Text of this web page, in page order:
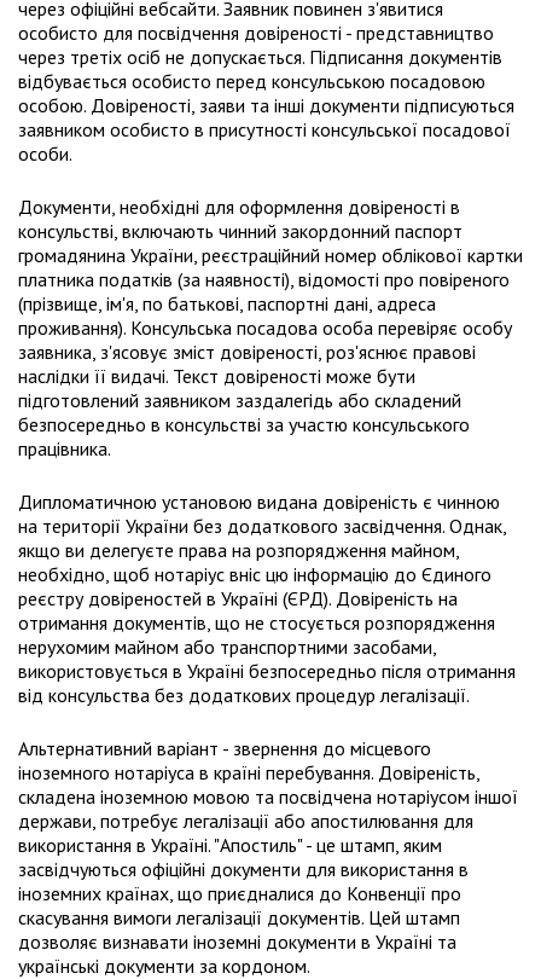
через офіційні вебсайти. Заявник повинен з'явитися
особисто для посвідчення довіреності - представництво
через третіх осіб не допускається. Підписання документів
відбувається особисто перед консульською посадовою
особою. Довіреності, заяви та інші документи підписуються
заявником особисто в присутності консульської посадової
особи.
Документи, необхідні для оформлення довіреності в
консульстві, включають чинний закордонний паспорт
громадянина України, реєстраційний номер облікової картки
платника податків (за наявності), відомості про повіреного
(прізвище, ім'я, по батькові, паспортні дані, адреса
проживання). Консульська посадова особа перевіряє особу
заявника, з'ясовує зміст довіреності, роз'яснює правові
наслідки її видачі. Текст довіреності може бути
підготовлений заявником заздалегідь або складений
безпосередньо в консульстві за участю консульського
працівника.
Дипломатичною установою видана довіреність є чинною
на території України без додаткового засвідчення. Однак,
якщо ви делегуєте права на розпорядження майном,
необхідно, щоб нотаріус вніс цю інформацію до Єдиного
реєстру довіреностей в Україні (ЄРД). Довіреність на
отримання документів, що не стосується розпорядження
нерухомим майном або транспортними засобами,
використовується в Україні безпосередньо після отримання
від консульства без додаткових процедур легалізації.
Альтернативний варіант - звернення до місцевого
іноземного нотаріуса в країні перебування. Довіреність,
складена іноземною мовою та посвідчена нотаріусом іншої
держави, потребує легалізації або апостилювання для
використання в Україні. "Апостиль" - це штамп, яким
засвідчуються офіційні документи для використання в
іноземних країнах, що приєдналися до Конвенції про
скасування вимоги легалізації документів. Цей штамп
дозволяє визнавати іноземні документи в Україні та
українські документи за кордоном.